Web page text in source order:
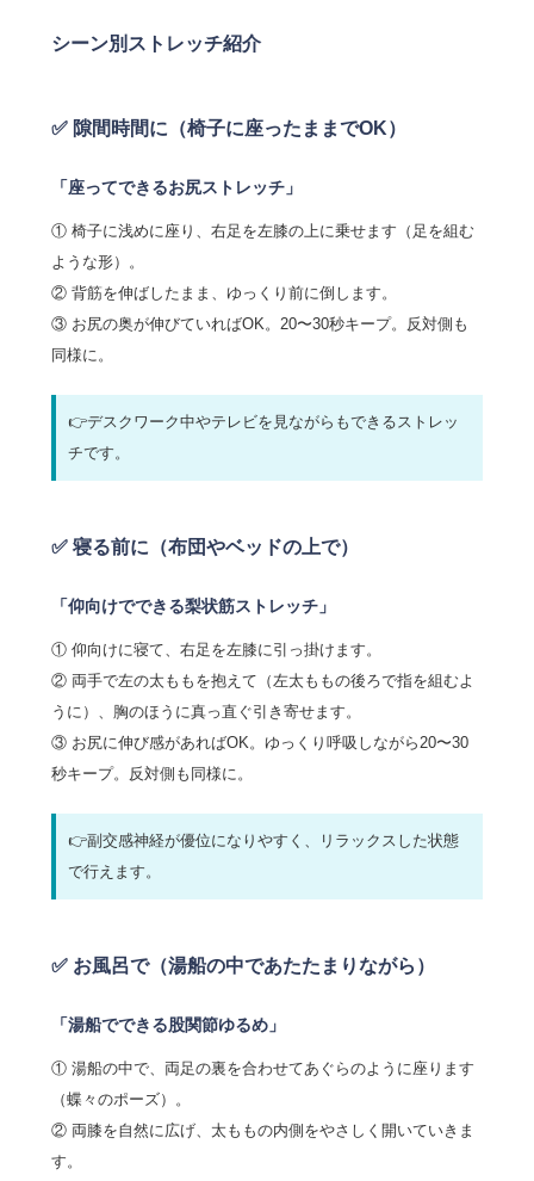
シーン別ストレッチ紹介
✅ 隙間時間に（椅子に座ったままでOK）
「座ってできるお尻ストレッチ」
① 椅子に浅めに座り、右足を左膝の上に乗せます（足を組む
ような形）。
② 背筋を伸ばしたまま、ゆっくり前に倒します。
③ お尻の奥が伸びていればOK。20〜30秒キープ。反対側も
同様に。
👉デスクワーク中やテレビを見ながらもできるストレッ
チです。
✅ 寝る前に（布団やベッドの上で）
「仰向けでできる梨状筋ストレッチ」
① 仰向けに寝て、右足を左膝に引っ掛けます。
② 両手で左の太ももを抱えて（左太ももの後ろで指を組むよ
うに）、胸のほうに真っ直ぐ引き寄せます。
③ お尻に伸び感があればOK。ゆっくり呼吸しながら20〜30
秒キープ。反対側も同様に。
👉副交感神経が優位になりやすく、リラックスした状態
で行えます。
✅ お風呂で（湯船の中であたたまりながら）
「湯船でできる股関節ゆるめ」
① 湯船の中で、両足の裏を合わせてあぐらのように座ります
（蝶々のポーズ）。
② 両膝を自然に広げ、太ももの内側をやさしく開いていきま
す。